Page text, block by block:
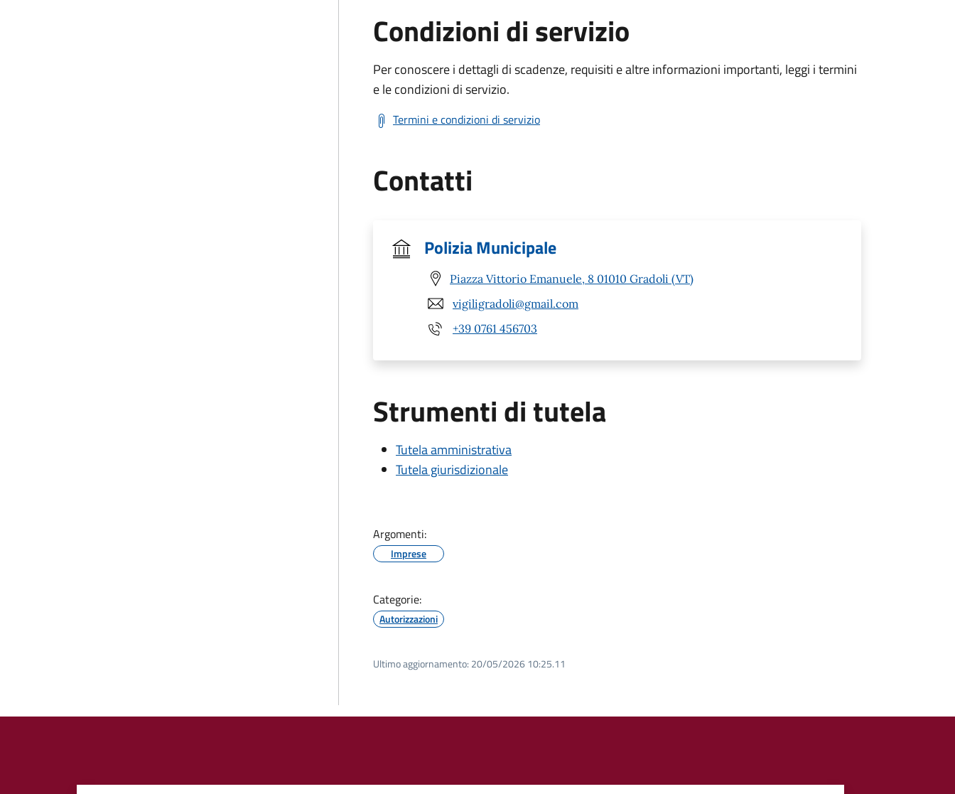
Condizioni di servizio
Per conoscere i dettagli di scadenze, requisiti e altre informazioni importanti, leggi i termini
e le condizioni di servizio.
Termini e condizioni di servizio
Contatti
Polizia Municipale
Piazza Vittorio Emanuele, 8 01010 Gradoli (VT)
vigiligradoli@gmail.com
+39 0761 456703
Strumenti di tutela
Tutela amministrativa
Tutela giurisdizionale
Argomenti:
Imprese
Categorie:
Autorizzazioni
Ultimo aggiornamento: 20/05/2026 10:25.11